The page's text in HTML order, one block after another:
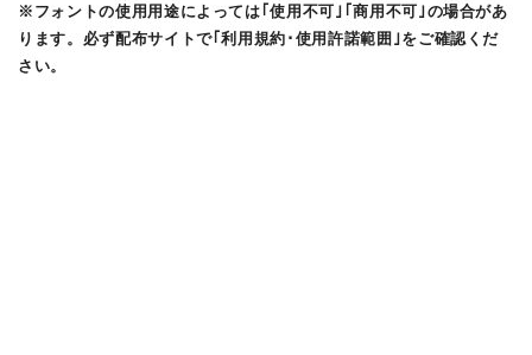
※フォントの使用用途によっては｢使用不可｣｢商用不可｣の場合があ
ります。必ず配布サイトで｢利用規約･使用許諾範囲｣をご確認くだ
さい。